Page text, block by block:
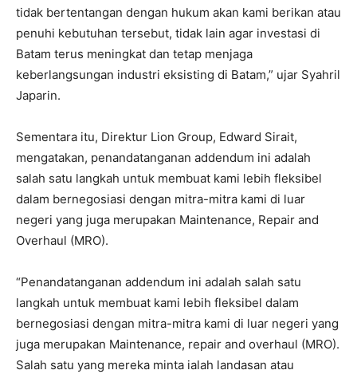
tidak bertentangan dengan hukum akan kami berikan atau
penuhi kebutuhan tersebut, tidak lain agar investasi di
Batam terus meningkat dan tetap menjaga
keberlangsungan industri eksisting di Batam,” ujar Syahril
Japarin.
Sementara itu, Direktur Lion Group, Edward Sirait,
mengatakan, penandatanganan addendum ini adalah
salah satu langkah untuk membuat kami lebih fleksibel
dalam bernegosiasi dengan mitra-mitra kami di luar
negeri yang juga merupakan Maintenance, Repair and
Overhaul (MRO).
“Penandatanganan addendum ini adalah salah satu
langkah untuk membuat kami lebih fleksibel dalam
bernegosiasi dengan mitra-mitra kami di luar negeri yang
juga merupakan Maintenance, repair and overhaul (MRO).
Salah satu yang mereka minta ialah landasan atau